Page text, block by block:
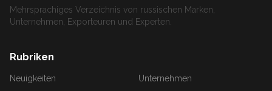
Mehrsprachiges Verzeichnis von russischen Marken,
Unternehmen, Exporteuren und Experten.
Rubriken
Neuigkeiten
Unternehmen